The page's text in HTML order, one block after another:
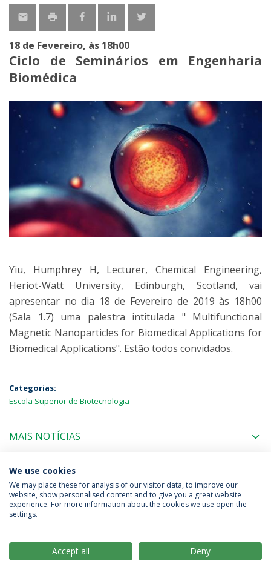
18 de Fevereiro, às 18h00
Ciclo de Seminários em Engenharia
Biomédica
Yiu, Humphrey H, Lecturer, Chemical Engineering,
Heriot-Watt University, Edinburgh, Scotland, vai
apresentar no dia 18 de Fevereiro de 2019 às 18h00
(Sala 1.7) uma palestra intitulada " Multifunctional
Magnetic Nanoparticles for Biomedical Applications for
Biomedical Applications". Estão todos convidados.
Categorias:
Escola Superior de Biotecnologia
MAIS NOTÍCIAS
PRÓXIMOS EVENTOS
Política de Privacidade
Termos & Condições
We use cookies
We may place these for analysis of our visitor data, to improve our
website, show personalised content and to give you a great website
experience. For more information about the cookies we use open the
settings.
Accept all Deny